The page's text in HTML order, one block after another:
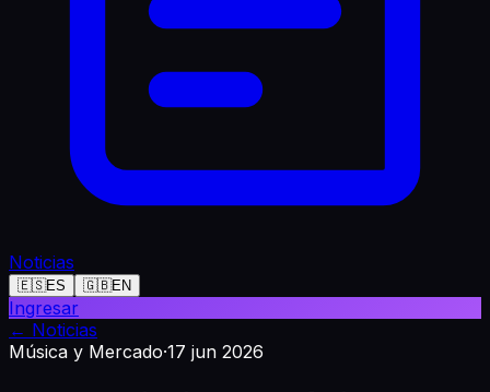
Noticias
🇪🇸ES 🇬🇧EN
Ingresar
← Noticias
Música y Mercado·17 jun 2026